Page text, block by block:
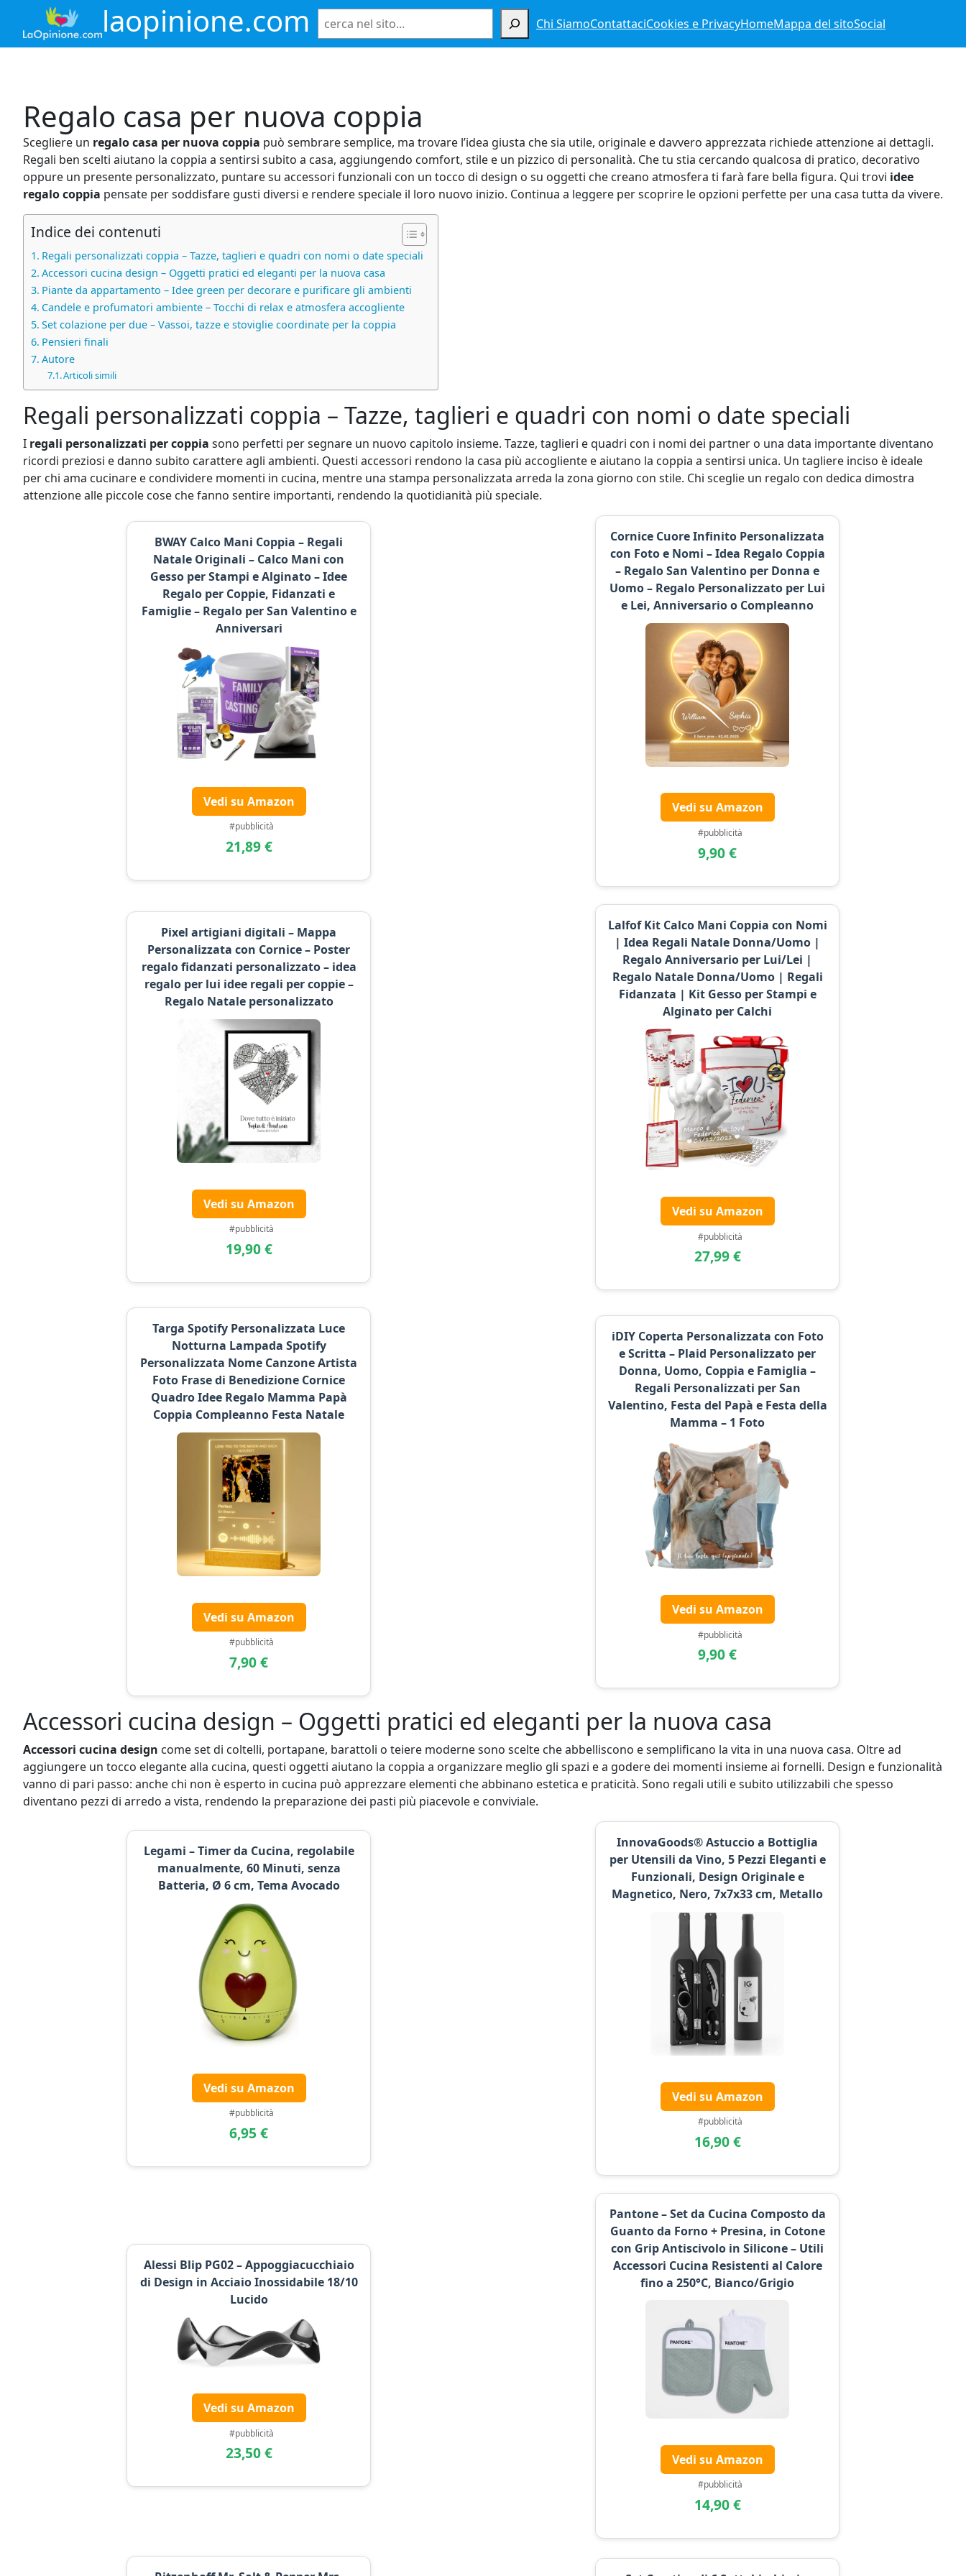
contenuto
laopinione.com Chi SiamoContattaciCookies e PrivacyHomeMappa del sitoSocial
Regalo casa per nuova coppia
Scegliere un regalo casa per nuova coppia può sembrare semplice, ma trovare l’idea giusta che sia utile, originale e davvero apprezzata richiede attenzione ai dettagli.
Regali ben scelti aiutano la coppia a sentirsi subito a casa, aggiungendo comfort, stile e un pizzico di personalità. Che tu stia cercando qualcosa di pratico, decorativo
oppure un presente personalizzato, puntare su accessori funzionali con un tocco di design o su oggetti che creano atmosfera ti farà fare bella figura. Qui trovi idee
regalo coppia pensate per soddisfare gusti diversi e rendere speciale il loro nuovo inizio. Continua a leggere per scoprire le opzioni perfette per una casa tutta da vivere.
Indice dei contenuti
Regali personalizzati coppia – Tazze, taglieri e quadri con nomi o date speciali
Accessori cucina design – Oggetti pratici ed eleganti per la nuova casa
Piante da appartamento – Idee green per decorare e purificare gli ambienti
Candele e profumatori ambiente – Tocchi di relax e atmosfera accogliente
Set colazione per due – Vassoi, tazze e stoviglie coordinate per la coppia
Pensieri finali
Autore
Articoli simili
Regali personalizzati coppia – Tazze, taglieri e quadri con nomi o date speciali
I regali personalizzati per coppia sono perfetti per segnare un nuovo capitolo insieme. Tazze, taglieri e quadri con i nomi dei partner o una data importante diventano
ricordi preziosi e danno subito carattere agli ambienti. Questi accessori rendono la casa più accogliente e aiutano la coppia a sentirsi unica. Un tagliere inciso è ideale
per chi ama cucinare e condividere momenti in cucina, mentre una stampa personalizzata arreda la zona giorno con stile. Chi sceglie un regalo con dedica dimostra
attenzione alle piccole cose che fanno sentire importanti, rendendo la quotidianità più speciale.
BWAY Calco Mani Coppia – Regali
Natale Originali – Calco Mani con
Gesso per Stampi e Alginato – Idee
Regalo per Coppie, Fidanzati e
Famiglie – Regalo per San Valentino e
Anniversari
Vedi su Amazon
#pubblicità
21,89 €
Cornice Cuore Infinito Personalizzata
con Foto e Nomi – Idea Regalo Coppia
– Regalo San Valentino per Donna e
Uomo – Regalo Personalizzato per Lui
e Lei, Anniversario o Compleanno
Vedi su Amazon
#pubblicità
9,90 €
Pixel artigiani digitali – Mappa
Personalizzata con Cornice – Poster
regalo fidanzati personalizzato – idea
regalo per lui idee regali per coppie –
Regalo Natale personalizzato
Vedi su Amazon
#pubblicità
19,90 €
Lalfof Kit Calco Mani Coppia con Nomi
| Idea Regali Natale Donna/Uomo |
Regalo Anniversario per Lui/Lei |
Regalo Natale Donna/Uomo | Regali
Fidanzata | Kit Gesso per Stampi e
Alginato per Calchi
Vedi su Amazon
#pubblicità
27,99 €
Targa Spotify Personalizzata Luce
Notturna Lampada Spotify
Personalizzata Nome Canzone Artista
Foto Frase di Benedizione Cornice
Quadro Idee Regalo Mamma Papà
Coppia Compleanno Festa Natale
Vedi su Amazon
#pubblicità
7,90 €
iDIY Coperta Personalizzata con Foto
e Scritta – Plaid Personalizzato per
Donna, Uomo, Coppia e Famiglia –
Regali Personalizzati per San
Valentino, Festa del Papà e Festa della
Mamma – 1 Foto
Vedi su Amazon
#pubblicità
9,90 €
Accessori cucina design – Oggetti pratici ed eleganti per la nuova casa
Accessori cucina design come set di coltelli, portapane, barattoli o teiere moderne sono scelte che abbelliscono e semplificano la vita in una nuova casa. Oltre ad
aggiungere un tocco elegante alla cucina, questi oggetti aiutano la coppia a organizzare meglio gli spazi e a godere dei momenti insieme ai fornelli. Design e funzionalità
vanno di pari passo: anche chi non è esperto in cucina può apprezzare elementi che abbinano estetica e praticità. Sono regali utili e subito utilizzabili che spesso
diventano pezzi di arredo a vista, rendendo la preparazione dei pasti più piacevole e conviviale.
Legami – Timer da Cucina, regolabile
manualmente, 60 Minuti, senza
Batteria, Ø 6 cm, Tema Avocado
Vedi su Amazon
#pubblicità
6,95 €
InnovaGoods® Astuccio a Bottiglia
per Utensili da Vino, 5 Pezzi Eleganti e
Funzionali, Design Originale e
Magnetico, Nero, 7x7x33 cm, Metallo
Vedi su Amazon
#pubblicità
16,90 €
Alessi Blip PG02 – Appoggiacucchiaio
di Design in Acciaio Inossidabile 18/10
Lucido
Vedi su Amazon
#pubblicità
23,50 €
Pantone – Set da Cucina Composto da
Guanto da Forno + Presina, in Cotone
con Grip Antiscivolo in Silicone – Utili
Accessori Cucina Resistenti al Calore
fino a 250°C, Bianco/Grigio
Vedi su Amazon
#pubblicità
14,90 €